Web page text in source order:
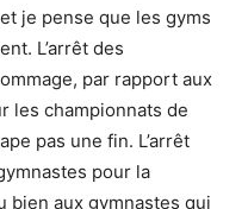
je pense que les gyms
L’arrêt des
par rapport aux
les championnats de
pas une fin. L’arrêt
pour la
bien aux gymnastes qui